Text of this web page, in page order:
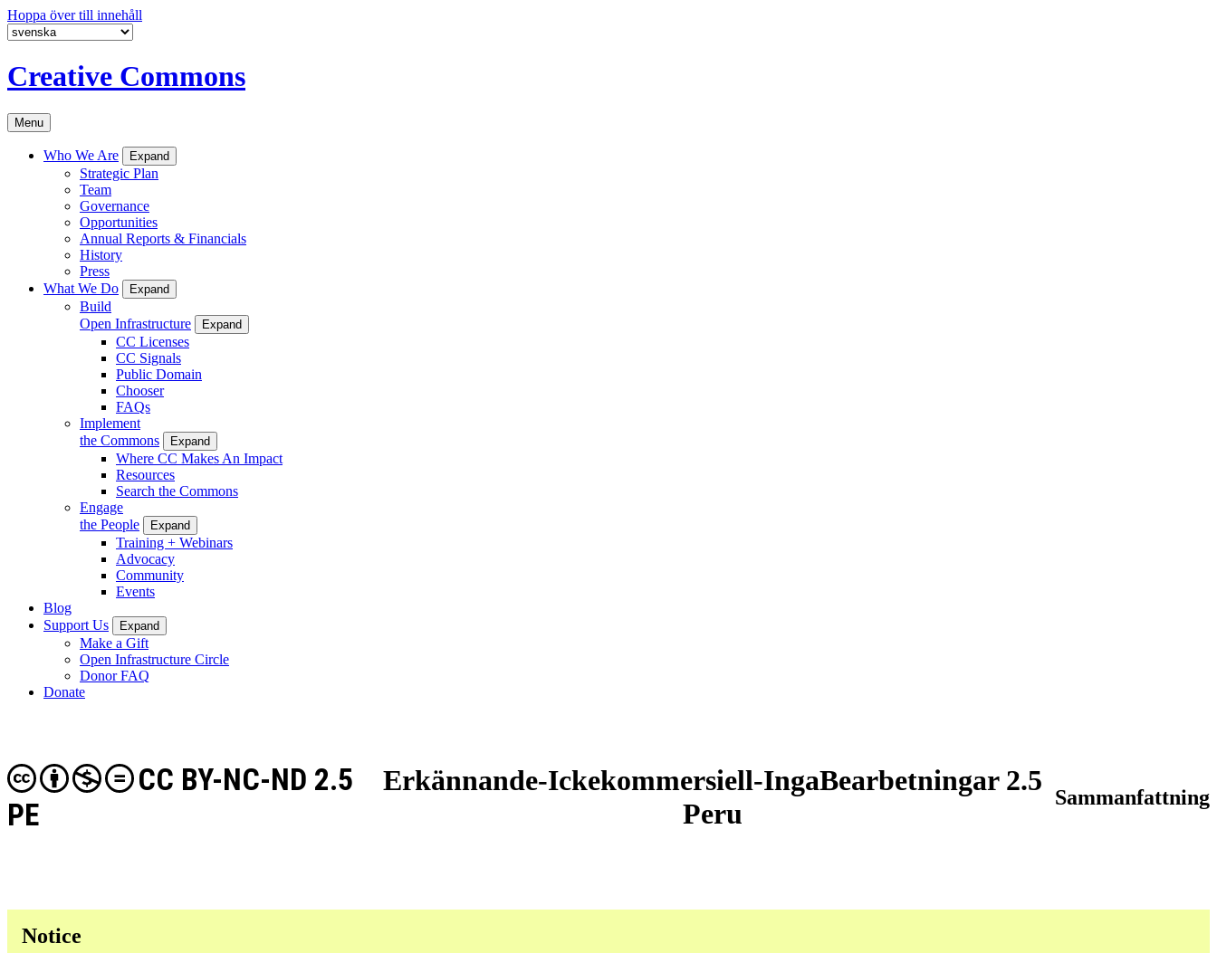
Hoppa över till innehåll
Creative Commons
Menu
Who We Are Expand
Strategic Plan
Team
Governance
Opportunities
Annual Reports & Financials
History
Press
What We Do
Expand
Build
Open Infrastructure
Expand
CC Licenses
CC Signals
Public Domain
Chooser
FAQs
Implement
the Commons
Expand
Where CC Makes An Impact
Resources
Search the Commons
Engage
the People
Expand
Training + Webinars
Advocacy
Community
Events
Blog
Support Us
Expand
Make a Gift
Open Infrastructure Circle
Donor FAQ
Donate
Erkännande-Ickekommersiell-IngaBearbetningar 2.5
Peru
CC BY-NC-ND 2.5
PE
Sammanfattning
Notice